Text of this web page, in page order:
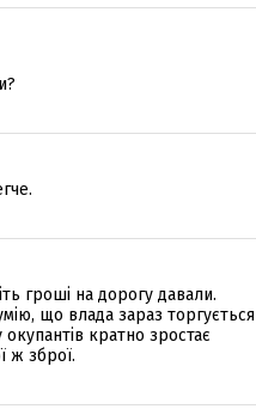
гроші на дорогу давали.
що влада зараз торгується
кратно зростає
ж зброї.